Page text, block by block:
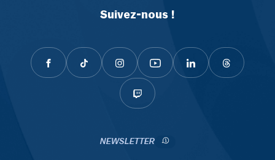
Suivez-nous !
NEWSLETTER